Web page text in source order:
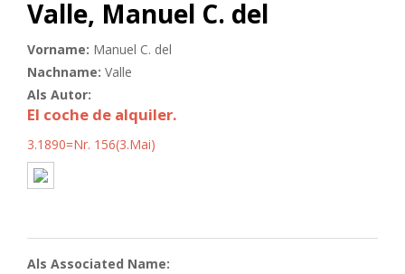
Valle, Manuel C. del
Vorname: Manuel C. del
Nachname: Valle
Als Autor:
El coche de alquiler.
3.1890=Nr. 156(3.Mai)
Als Associated Name: